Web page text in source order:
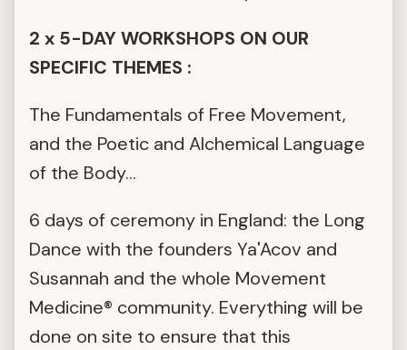
2 x 5-DAY WORKSHOPS ON OUR
SPECIFIC THEMES :
The Fundamentals of Free Movement,
and the Poetic and Alchemical Language
of the Body...
6 days of ceremony in England: the Long
Dance with the founders Ya'Acov and
Susannah and the whole Movement
Medicine® community. Everything will be
done on site to ensure that this